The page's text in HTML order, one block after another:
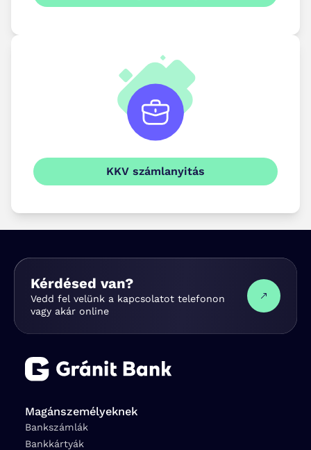
KKV számlanyitás
Kérdésed van?
Vedd fel velünk a kapcsolatot telefonon
vagy akár online
Magánszemélyeknek
Bankszámlák
Bankkártyák